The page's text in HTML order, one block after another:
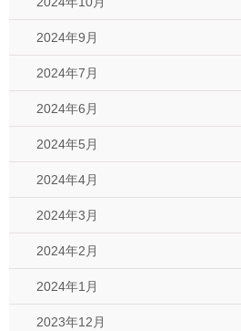
2024年9月
2024年7月
2024年6月
2024年5月
2024年4月
2024年3月
2024年2月
2024年1月
2023年12月